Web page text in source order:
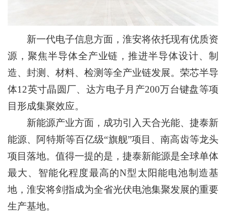
新一代电子信息方面，淮安将依托现有优质资
源，聚焦半导体全产业链，推进半导体设计、制
造、封测、材料、检测等全产业链发展。荣芯半导
体12英寸晶圆厂、达方电子月产200万台键盘等项
目形成集聚效应。
新能源产业方面，成功引入天合光能、捷泰新
能源、阿特斯等百亿级“旗舰”项目、南高齿等龙头
项目落地。值得一提的是，捷泰新能源是全球单体
最大、智能化程度最高的N型太阳能电池制造基
地，淮安将剑指成为全省光伏电池集聚发展的重要
生产基地。